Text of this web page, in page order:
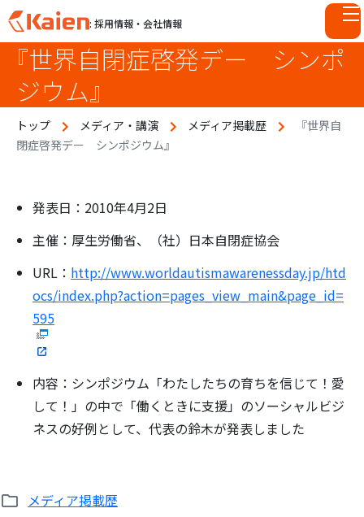
p
: 採用情報・会社情報
『世界自閉症啓発デー シンポ
ジウム』
トップ メディア・講演 メディア掲載歴
『世界自
閉症啓発デー シンポジウム』
発表日：2010年4月2日
主催：厚生労働省、（社）日本自閉症協会
URL： http://www.worldautismawarenessday.jp/htd
ocs/index.php?action=pages_view_main&page_id=
595
内容：シンポジウム「わたしたちの育ちを信じて！愛
して！」の中で「働くときに支援」のソーシャルビジ
ネスの好例として、代表の鈴木が発表しました
メディア掲載歴